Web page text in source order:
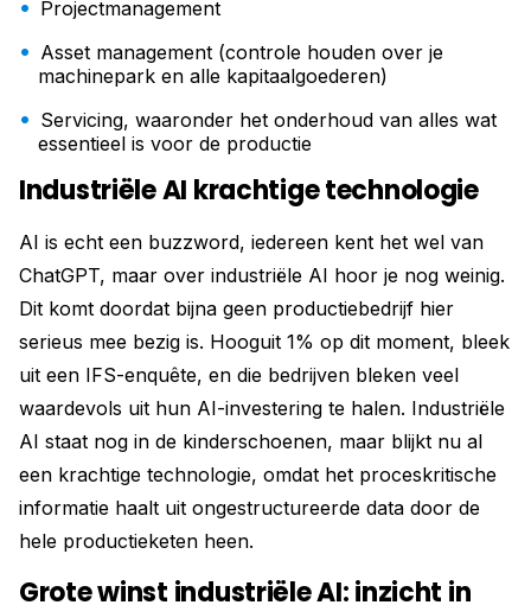
Projectmanagement
Asset management (controle houden over je
machinepark en alle kapitaalgoederen)
Servicing, waaronder het onderhoud van alles wat
essentieel is voor de productie
Industriële AI krachtige technologie
AI is echt een buzzword, iedereen kent het wel van
ChatGPT, maar over industriële AI hoor je nog weinig.
Dit komt doordat bijna geen productiebedrijf hier
serieus mee bezig is. Hooguit 1% op dit moment, bleek
uit een IFS-enquête, en die bedrijven bleken veel
waardevols uit hun AI-investering te halen. Industriële
AI staat nog in de kinderschoenen, maar blijkt nu al
een krachtige technologie, omdat het proceskritische
informatie haalt uit ongestructureerde data door de
hele productieketen heen.
Grote winst industriële AI: inzicht in